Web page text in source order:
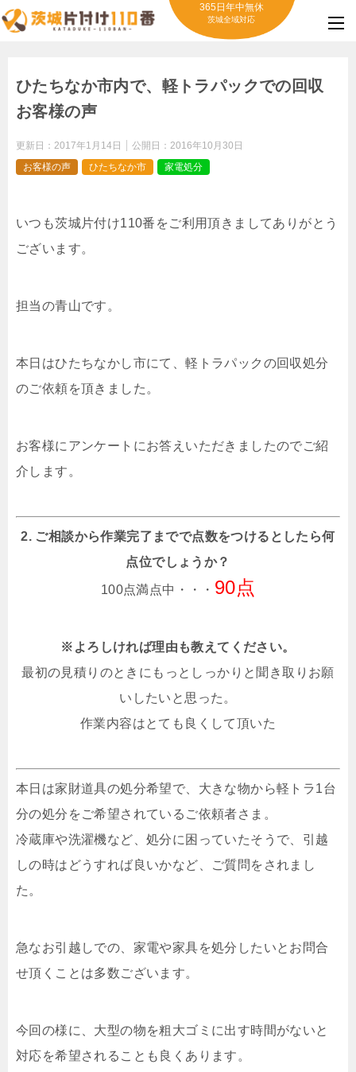
365日年中無休
茨城全域対応
ひたちなか市内で、軽トラパックでの回収
お客様の声
更新日： 2017年1月14日 公開日： 2016年10月30日
お客様の声
ひたちなか市 家電処分
いつも茨城片付け110番をご利用頂きましてありがとう
ございます。
担当の青山です。
本日はひたちなかし市にて、軽トラパックの回収処分
のご依頼を頂きました。
お客様にアンケートにお答えいただきましたのでご紹
介します。
2. ご相談から作業完了までで点数をつけるとしたら何
点位でしょうか？
100点満点中・・・ 90点
※よろしければ理由も教えてください。
最初の見積りのときにもっとしっかりと聞き取りお願
いしたいと思った。
作業内容はとても良くして頂いた
本日は家財道具の処分希望で、大きな物から軽トラ1台
分の処分をご希望されているご依頼者さま。
冷蔵庫や洗濯機など、処分に困っていたそうで、引越
しの時はどうすれば良いかなど、ご質問をされまし
た。
急なお引越しでの、家電や家具を処分したいとお問合
せ頂くことは多数ございます。
今回の様に、大型の物を粗大ゴミに出す時間がないと
対応を希望されることも良くあります。